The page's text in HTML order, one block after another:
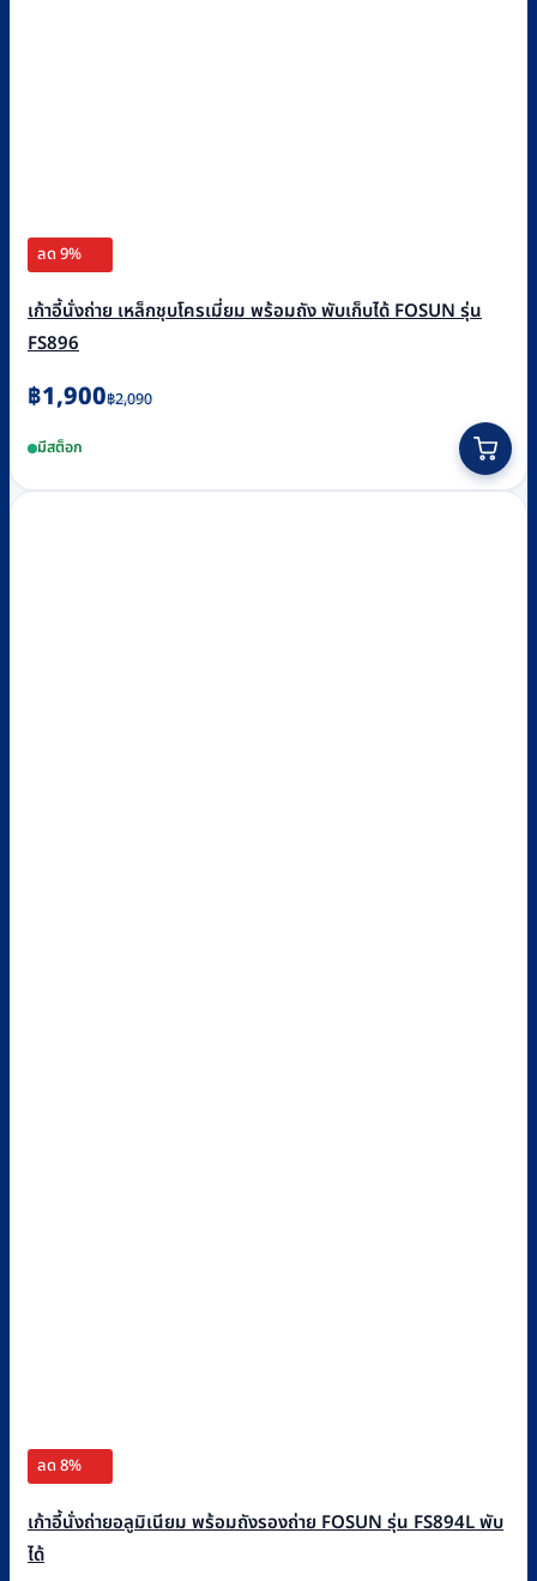
ลด 9%
เก้าอี้นั่งถ่าย เหล็กชุบโครเมี่ยม พร้อมถัง พับเก็บได้ FOSUN รุ่น
FS896
฿2,090
Original
was:
฿2,090.
฿1,900
Current
is:
฿1,900.
มีสต็อก
ลด 8%
เก้าอี้นั่งถ่ายอลูมิเนียม พร้อมถังรองถ่าย FOSUN รุ่น FS894L พับ
ได้